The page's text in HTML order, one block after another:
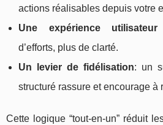
actions réalisables depuis votre
Une expérience utilisateur
d’efforts, plus de clarté.
Un levier de fidélisation: un
structuré rassure et encourage à
Cette logique “tout-en-un” réduit